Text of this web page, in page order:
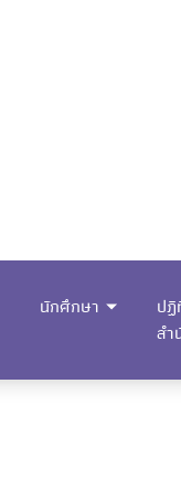
นักศึกษา
ปฏิ
สำ